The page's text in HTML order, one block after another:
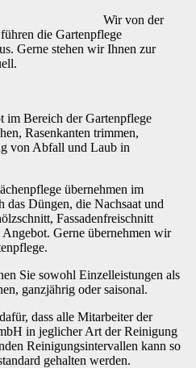
Wir von der
die Gartenpflege
Gerne stehen wir Ihnen zur
im Bereich der Gartenpflege
Rasenkanten trimmen,
von Abfall und Laub in
übernehmen im
das Düngen, die Nachsaat und
Fassadenfreischnitt
Angebot. Gerne übernehmen wir
Sie sowohl Einzelleistungen als
ganzjährig oder saisonal.
dass alle Mitarbeiter der
in jeglicher Art der Reinigung
Reinigungsintervallen kann so
gehalten werden.